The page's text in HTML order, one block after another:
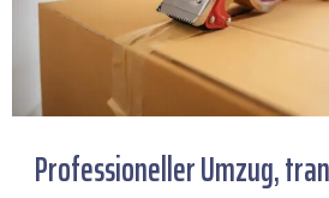
Professioneller Umzug,